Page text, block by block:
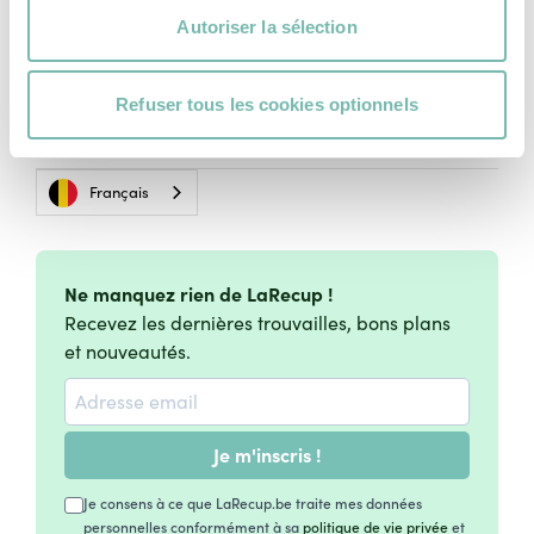
Autoriser la sélection
Refuser tous les cookies optionnels
Mentions légales
Vie Privée
Charte Cookies
Conditions Générales d'Utilisation
Français
Ne manquez rien de LaRecup !
Recevez les dernières trouvailles, bons plans
et nouveautés.
Je m'inscris !
Je consens à ce que LaRecup.be traite mes données
personnelles conformément à sapolitique de vie privéeet